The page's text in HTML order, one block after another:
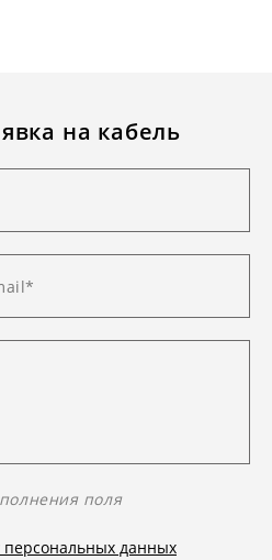
на кабель
поля
персональных данных